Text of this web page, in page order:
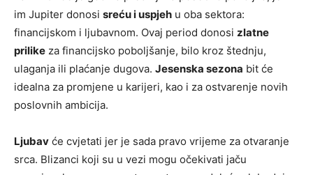
im Jupiter donosi sreću i uspjeh u oba sektora:
financijskom i ljubavnom. Ovaj period donosi zlatne
prilike za financijsko poboljšanje, bilo kroz štednju,
ulaganja ili plaćanje dugova. Jesenska sezona bit će
idealna za promjene u karijeri, kao i za ostvarenje novih
poslovnih ambicija.
Ljubav će cvjetati jer je sada pravo vrijeme za otvaranje
srca. Blizanci koji su u vezi mogu očekivati jaču